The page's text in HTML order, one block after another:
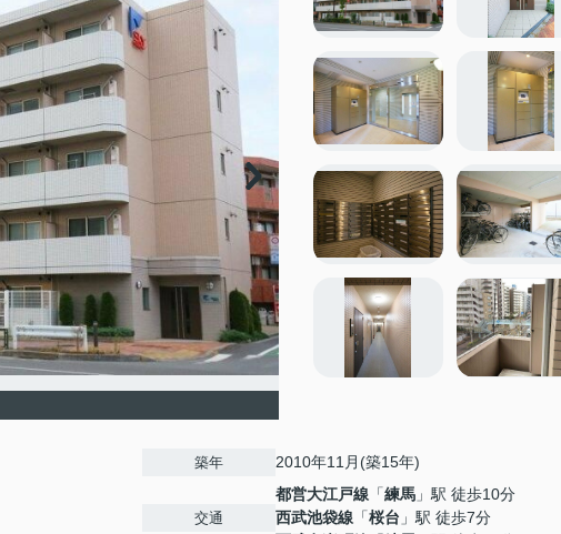
築年 2010年11月(築15年)
交通
都営大江戸線 「練馬 」駅 徒歩10分
西武池袋線 「桜台 」駅 徒歩7分